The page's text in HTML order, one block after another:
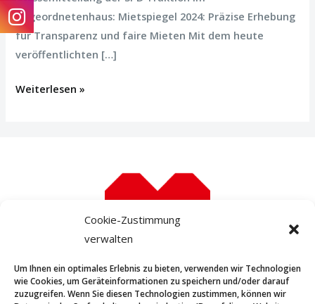
Cookie-Zustimmung
verwalten
Um Ihnen ein optimales Erlebnis zu bieten, verwenden wir Technologien
wie Cookies, um Geräteinformationen zu speichern und/oder darauf
zuzugreifen. Wenn Sie diesen Technologien zustimmen, können wir
Abgeordnetenhaus: Mietspiegel 2024: Präzise Erhebung
für Transparenz und faire Mieten Mit dem heute
veröffentlichten […]
Weiterlesen »